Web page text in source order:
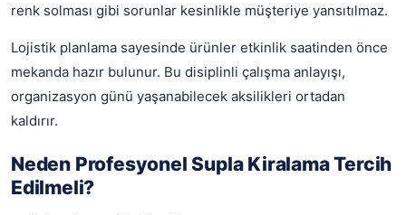
renk solması gibi sorunlar kesinlikle müşteriye yansıtılmaz.
Lojistik planlama sayesinde ürünler etkinlik saatinden önce
mekanda hazır bulunur. Bu disiplinli çalışma anlayışı,
organizasyon günü yaşanabilecek aksilikleri ortadan
kaldırır.
Neden Profesyonel Supla Kiralama Tercih
Edilmeli?